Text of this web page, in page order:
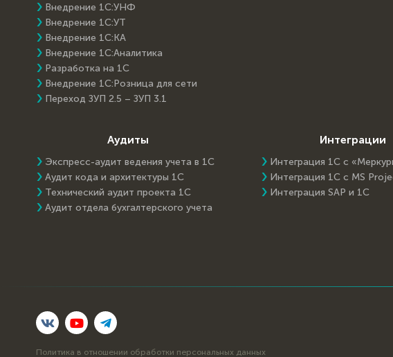
Внедрение 1С:УНФ
Внедрение 1С:УТ
Внедрение 1С:КА
Внедрение 1С:Аналитика
Разработка на 1С
Внедрение 1С:Розница для сети
Переход ЗУП 2.5 – ЗУП 3.1
Аудиты
Экспресс-аудит ведения учета в 1С
Аудит кода и архитектуры 1С
Технический аудит проекта 1С
Аудит отдела бухгалтерского учета
Интеграции
Интеграция 1С с
Интеграция 1С с MS
Интеграция SAP и 1C
Политика в отношении обработки персональных данных